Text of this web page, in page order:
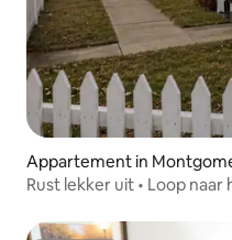
Appartement in
Rust lekker uit • Loop